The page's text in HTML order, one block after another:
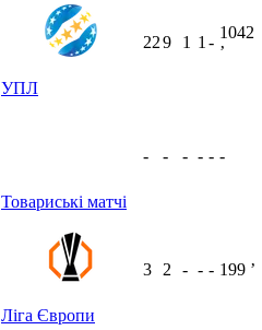
УПЛ
229 1 1 -
1042
ʼ
Товариські матчі
- - - - - -
Ліга Європи
3 2 - - - 199 ʼ